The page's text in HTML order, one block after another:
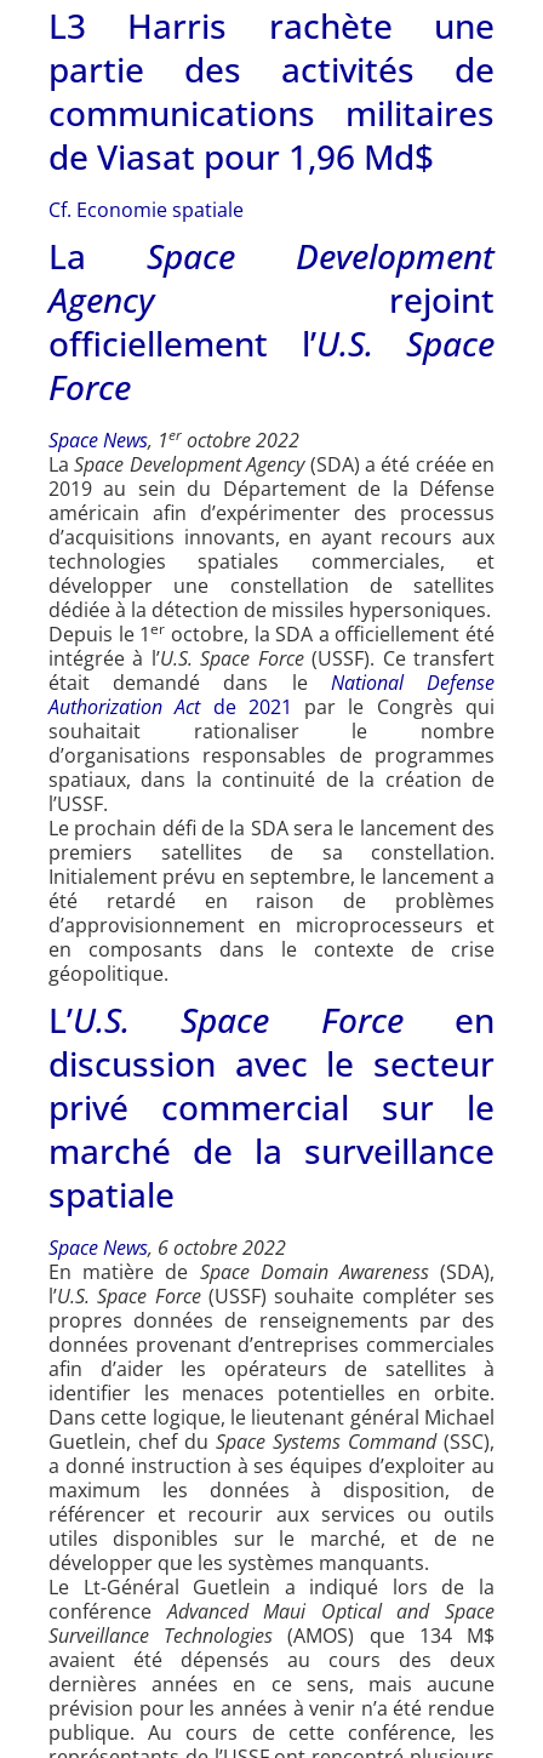
L3 Harris rachète une
partie des activités de
communications militaires
de Viasat pour 1,96 Md$
Cf. Economie spatiale
La Space Development
Agencyrejoint
officiellement l’U.S. Space
Force
Space News, 1er octobre 2022
LaSpace Development Agency(SDA) a été créée en
2019 au sein du Département de la Défense
américain afin d’expérimenter des processus
d’acquisitions innovants, en ayant recours aux
technologies spatiales commerciales, et
développer une constellation de satellites
dédiée à la détection de missiles hypersoniques.
Depuis le 1er octobre, la SDA a officiellement été
intégrée à l’U.S. Space Force(USSF). Ce transfert
était demandé dans le National Defense
Authorization Actde 2021
par le Congrès qui
souhaitait rationaliser le nombre
d’organisations responsables de programmes
spatiaux, dans la continuité de la création de
l’USSF.
Le prochain défi de la SDA sera le lancement des
premiers satellites de sa constellation.
Initialement prévu en septembre, le lancement a
été retardé en raison de problèmes
d’approvisionnement en microprocesseurs et
en composants dans le contexte de crise
géopolitique.
L’U.S. Space Forceen
discussion avec le secteur
privé commercial sur le
marché de la surveillance
spatiale
SpaceNews, 6 octobre 2022
En matière de Space Domain Awareness(SDA),
l’U.S. Space Force(USSF) souhaite compléter ses
propres données de renseignements par des
données provenant d’entreprises commerciales
afin d’aider les opérateurs de satellites à
identifier les menaces potentielles en orbite.
Dans cette logique, le lieutenant général Michael
Guetlein, chef du Space Systems Command(SSC),
a donné instruction à ses équipes d’exploiter au
maximum les données à disposition, de
référencer et recourir aux services ou outils
utiles disponibles sur le marché, et de ne
développer que les systèmes manquants.
Le Lt-Général Guetlein a indiqué lors de la
conférenceAdvanced Maui Optical and Space
Surveillance Technologies (AMOS) que 134 M$
avaient été dépensés au cours des deux
dernières années en ce sens, mais aucune
prévision pour les années à venir n’a été rendue
publique. Au cours de cette conférence, les